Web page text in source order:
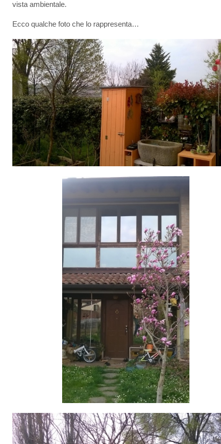
vista ambientale.
Ecco qualche foto che lo rappresenta…